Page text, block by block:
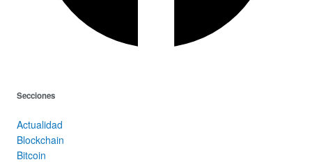
Secciones
Actualidad
Blockchain
Bitcoin